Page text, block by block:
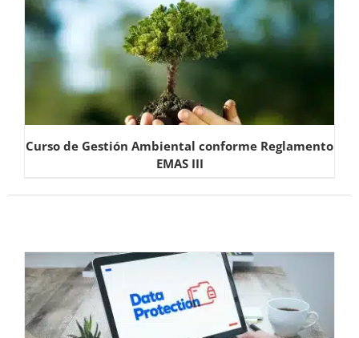
Curso de Gestión Ambiental conforme Reglamento
EMAS III